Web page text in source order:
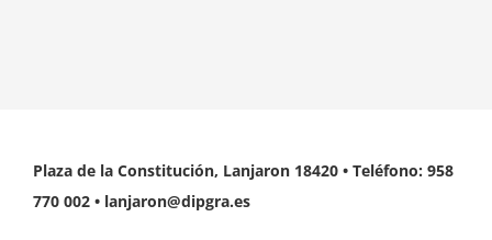
Plaza de la Constitución, Lanjaron 18420 • Teléfono: 958
770 002 • lanjaron@dipgra.es